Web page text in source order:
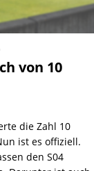
von 10
die Zahl 10
ist es offiziell.
den S04